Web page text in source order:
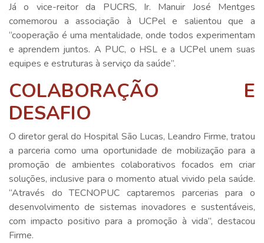
Já o vice-reitor da PUCRS, Ir. Manuir José Mentges
comemorou a associação à UCPel e salientou que a
“cooperação é uma mentalidade, onde todos experimentam
e aprendem juntos. A PUC, o HSL e a UCPel unem suas
equipes e estruturas à serviço da saúde”.
COLABORAÇÃO E
DESAFIO
O diretor geral do Hospital São Lucas, Leandro Firme, tratou
a parceria como uma oportunidade de mobilização para a
promoção de ambientes colaborativos focados em criar
soluções, inclusive para o momento atual vivido pela saúde.
“Através do TECNOPUC captaremos parcerias para o
desenvolvimento de sistemas inovadores e sustentáveis,
com impacto positivo para a promoção à vida”, destacou
Firme.